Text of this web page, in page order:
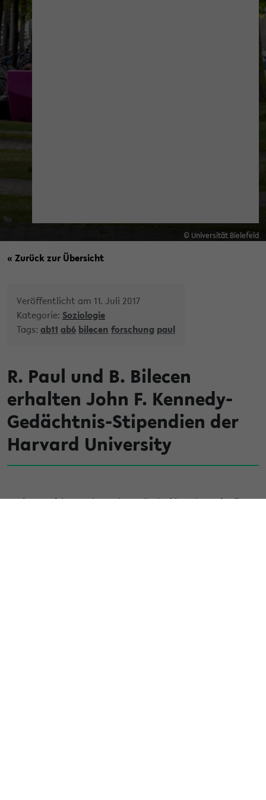
© Universität Bielefeld
« Zurück zur Übersicht
Veröffentlicht am 11. Juli 2017
Kategorie: Soziologie
Tags: ab11 ab6 bilecen forschung paul
R. Paul und B. Bilecen
erhalten John F. Kennedy-
Gedächtnis-Stipendien der
Harvard University
Regine Paul(AB Recht und Gesellschaft) undBaşak Bilecen